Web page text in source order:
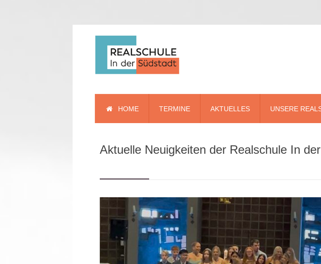
HOME TERMINE AKTUELLES UNSERE
Schülervertretung
Beratung
Schul- und Hausordnung
Abschlüsse
Förderverein
Chronik
Schulfahrten
Sportwettkämpfe
Aktuelle Neuigkeiten der Realschule In